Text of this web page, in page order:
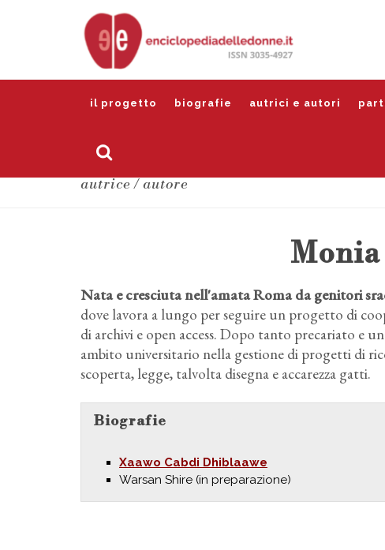
il progetto biografie autrici e autori
autrice / autore
Monia
Nata e cresciuta nell'amata Roma da genitori
dove lavora a lungo per seguire un progetto di
di archivi e open access. Dopo tanto precariato e
ambito universitario nella gestione di progetti di
scoperta, legge, talvolta disegna e accarezza gatti.
Biografie
Xaawo Cabdi Dhiblaawe
Warsan Shire (in preparazione)